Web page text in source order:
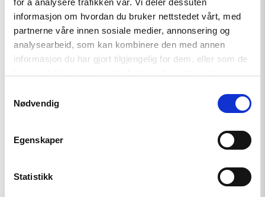
for å analysere trafikken vår. Vi deler dessuten
informasjon om hvordan du bruker nettstedet vårt, med
partnerne våre innen sosiale medier, annonsering og
analysearbeid, som kan kombinere den med annen
informasjon du har gjort tilgjengelig for dem, eller som de
Nødvendig
Egenskaper
Statistikk
article
"Den
indre